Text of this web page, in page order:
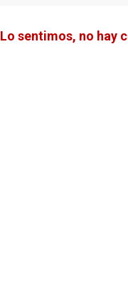
Lo sentimos, no hay